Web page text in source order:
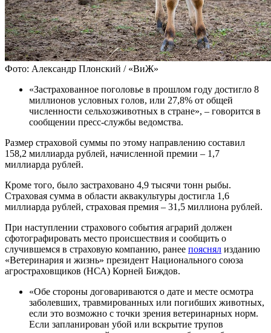
Фото: Александр Плонский / «ВиЖ»
«Застрахованное поголовье в прошлом году достигло 8
миллионов условных голов, или 27,8% от общей
численности сельхозживотных в стране», – говорится в
сообщении пресс-службы ведомства.
Размер страховой суммы по этому направлению составил
158,2 миллиарда рублей, начисленной премии – 1,7
миллиарда рублей.
Кроме того, было застраховано 4,9 тысячи тонн рыбы.
Страховая сумма в области аквакультуры достигла 1,6
миллиарда рублей, страховая премия – 31,5 миллиона рублей.
При наступлении страхового события аграрий должен
сфотографировать место происшествия и сообщить о
случившемся в страховую компанию, ранее пояснял изданию
«Ветеринария и жизнь» президент Национального союза
агростраховщиков (НСА) Корней Биждов.
«Обе стороны договариваются о дате и месте осмотра
заболевших, травмированных или погибших животных,
если это возможно с точки зрения ветеринарных норм.
Если запланирован убой или вскрытие трупов